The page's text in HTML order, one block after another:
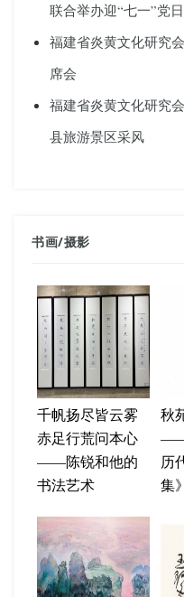
联合举办迎“七一”党
福建省炎黄文化研究
席会
福建省炎黄文化研究
县旅游景区采风
书画/摄影
千帆扬尽皆云雾
赤足行荒问本心
——陈锐和他的
书法艺术
秋
——
历
集